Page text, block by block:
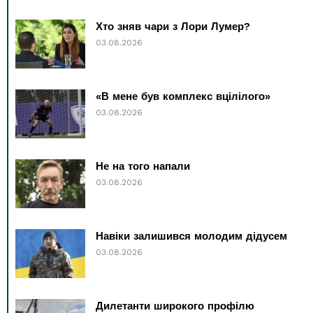
Хто зняв чари з Лори Лумер?
03.08.2026
«В мене був комплекс вцілілого»
03.08.2026
Не на того напали
03.08.2026
Навіки залишився молодим дідусем
03.08.2026
Дилетанти широкого профілю